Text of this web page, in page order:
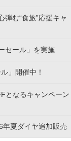
む“食旅”応援キャ
セール」を実施
」開催中！
となるキャンペーン
年夏ダイヤ追加販売